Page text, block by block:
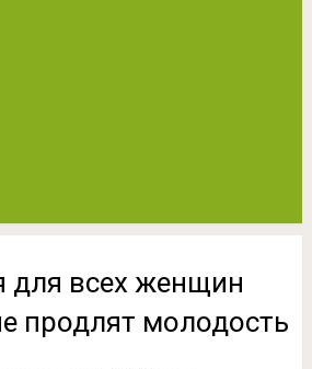
для всех женщин
продлят молодость